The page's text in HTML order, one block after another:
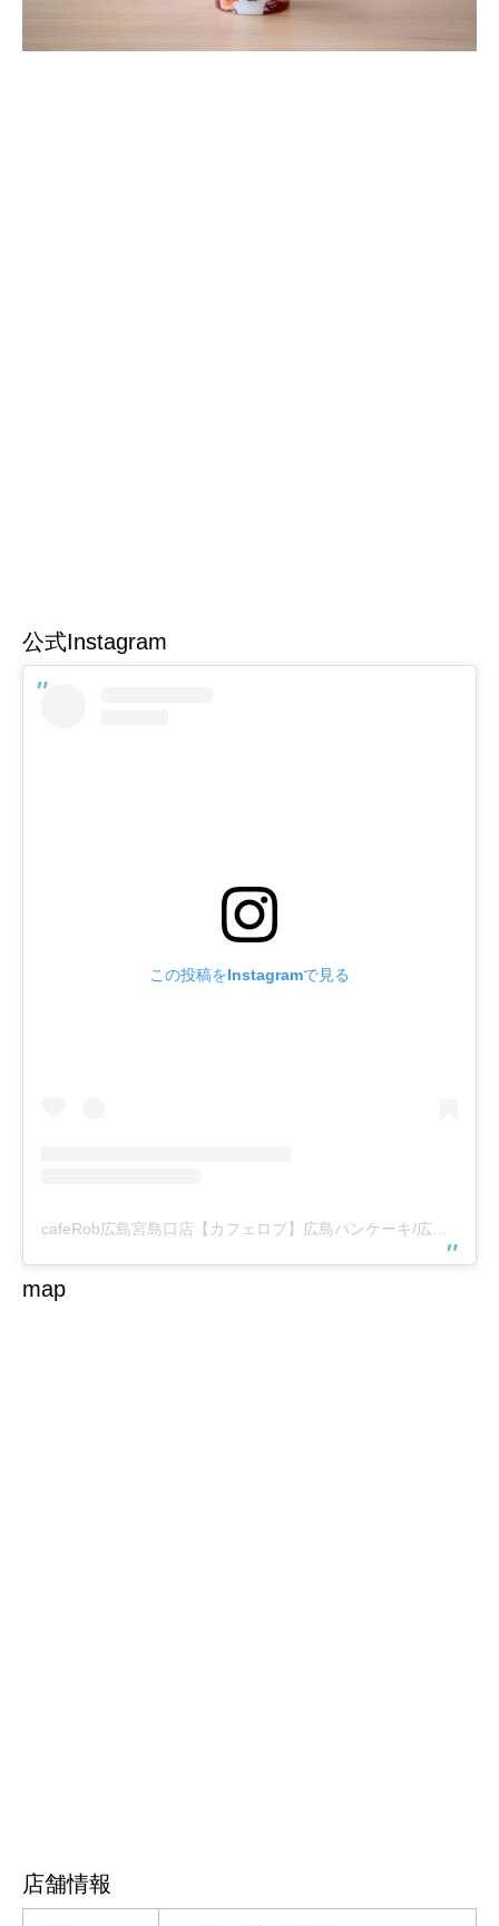
公式Instagram
この投稿をInstagramで見る
cafeRob広島宮島口店【カフェロブ】広島パンケーキ/広島カフェ(@caferob_hiroshima)がシェアした投稿
map
店舗情報